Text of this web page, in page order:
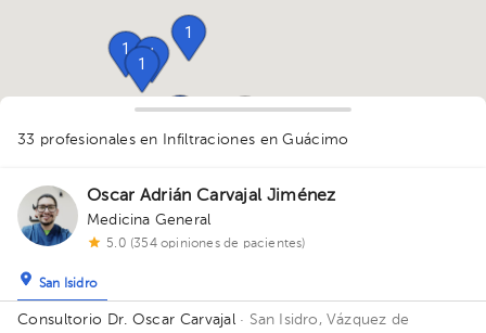
1
1
1
1
1
1
2
2
1
33 profesionales en Infiltraciones en Guácimo
Oscar Adrián Carvajal Jiménez
Medicina General
5.0 (354 opiniones de pacientes)
San Isidro
Consultorio Dr. Oscar Carvajal · San Isidro, Vázquez de